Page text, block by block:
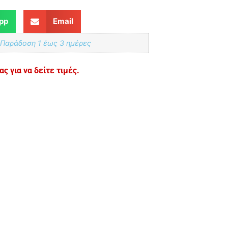
Email
1 έως 3 ημέρες
για να δείτε τιμές.